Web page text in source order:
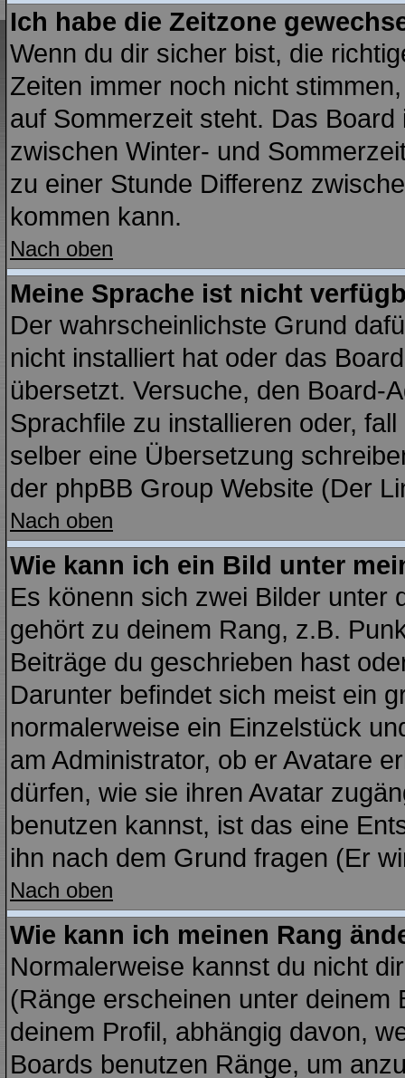
Ich habe die Zeitzone
Wenn du dir sicher bist, die
Zeiten immer noch nicht
auf Sommerzeit steht. Das
zwischen Winter- und
zu einer Stunde Differenz
kommen kann.
Nach oben
Meine Sprache ist nicht
Der wahrscheinlichste Grund
nicht installiert hat oder das
übersetzt. Versuche, den Board-
Sprachfile zu installieren oder,
selber eine Übersetzung
der phpBB Group Website (Der
Nach oben
Wie kann ich ein Bild unter
Es könenn sich zwei Bilder unter
gehört zu deinem Rang, z.B.
Beiträge du geschrieben hast
Darunter befindet sich meist ein
normalerweise ein Einzelstück
am Administrator, ob er Avatare
dürfen, wie sie ihren Avatar
benutzen kannst, ist das eine
ihn nach dem Grund fragen (Er
Nach oben
Wie kann ich meinen Rang
Normalerweise kannst du nicht
(Ränge erscheinen unter deinem
deinem Profil, abhängig davon,
Boards benutzen Ränge, um